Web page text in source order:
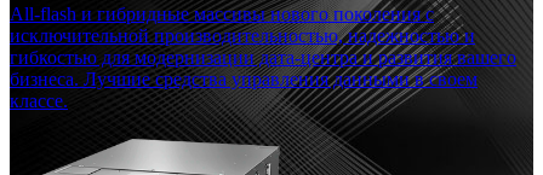
All-flash и гибридные массивы нового поколения с
исключительной производительностью, надежностью и
гибкостью для модернизации дата-центра и развития вашего
бизнеса. Лучшие средства управления данными в своем
классе.